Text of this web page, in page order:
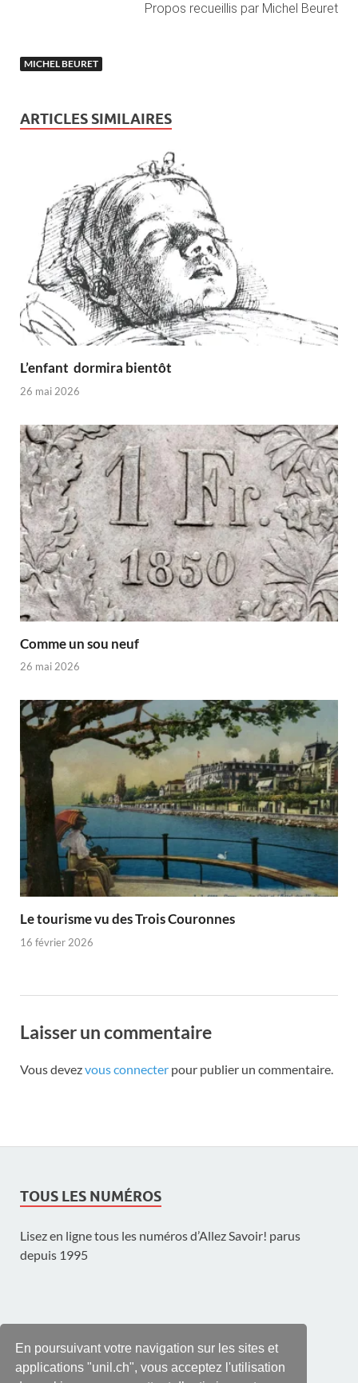
En poursuivant votre navigation sur les sites et
applications "unil.ch", vous acceptez l'utilisation
Propos recueillis par Michel Beuret
MICHEL BEURET
ARTICLES SIMILAIRES
L’enfant dormira bientôt
26 mai 2026
Comme un sou neuf
26 mai 2026
Le tourisme vu des Trois Couronnes
16 février 2026
Laisser un commentaire
Vous devezvous connecter pour publier un commentaire.
TOUS LES NUMÉROS
Lisez en ligne tous les numéros d’Allez Savoir! parus
depuis 1995